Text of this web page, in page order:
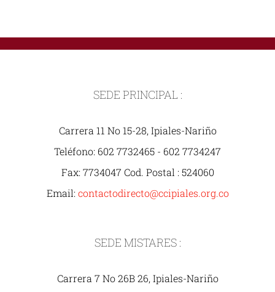
SEDE PRINCIPAL :
Carrera 11 No 15-28, Ipiales-Nariño
Teléfono: 602 7732465 - 602 7734247
Fax: 7734047 Cod. Postal : 524060
Email: contactodirecto@ccipiales.org.co
SEDE MISTARES :
Carrera 7 No 26B 26, Ipiales-Nariño